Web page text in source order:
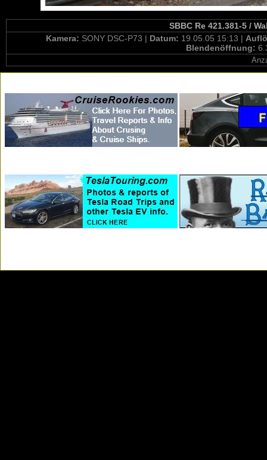
SBBC Re 421.381-5 /
Kamera: SONY DSC-P73 | Datum: 19.05.05 15:13 |
Blendenöffnung: